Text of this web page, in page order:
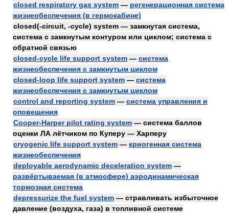
closed respiratory gas system — регенерационная система
жизнеобеспечения (в гермокабине)
closed(-circuit, -cycle) system — замкнутая система,
система с замкнутым контуром или циклом; система с
обратной связью
closed-cycle life support system — система
жизнеобеспечения с замкнутым циклом
closed-loop life support system — система
жизнеобеспечения с замкнутым циклом
control and reporting system — система управления и
оповещения
Cooper-Harper pilot rating system — система баллов
оценки ЛА лётчиком по Куперу — Харперу
cryogenic life support system — криогенная система
жизнеобеспечения
deployable aerodynamic deceleration system —
развёртываемая (в атмосфере) аэродинамическая
тормозная система
depressurize the fuel system — стравливать избыточное
давление (воздуха, газа) в топливной системе